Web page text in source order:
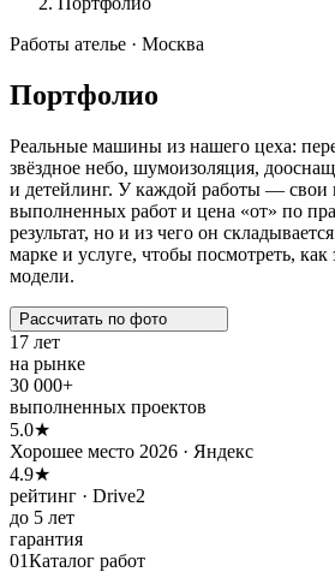
Работы ателье · Москва
Портфолио
Реальные машины из нашего цеха:
звёздное небо, шумоизоляция,
и детейлинг. У каждой работы — свои
выполненных работ и цена «от» по
результат, но и из чего он
марке и услуге, чтобы посмотреть,
модели.
Рассчитать по фото
17 лет
на рынке
30 000+
выполненных проектов
5.0★
Хорошее место 2026 · Яндекс
4.9★
рейтинг · Drive2
до 5 лет
гарантия
01Каталог работ